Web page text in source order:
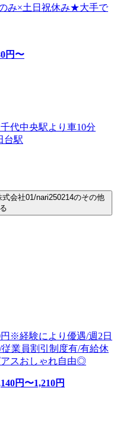
み×土日祝休み★大手で
円〜
代中央駅より車10分
台駅
会社01/nari250214のその他
円※経験により優遇/週2日
業員割引制度有/有給休
スおしゃれ自由◎
円〜1,210円